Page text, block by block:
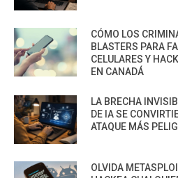
CÓMO LOS
BLASTERS PARA
CELULARES Y
EN CANADÁ
LA BRECHA
DE IA SE
ATAQUE MÁS
OLVIDA